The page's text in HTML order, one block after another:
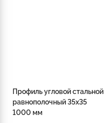
Профиль угловой стальной
равнополочный 35х35
1000 мм